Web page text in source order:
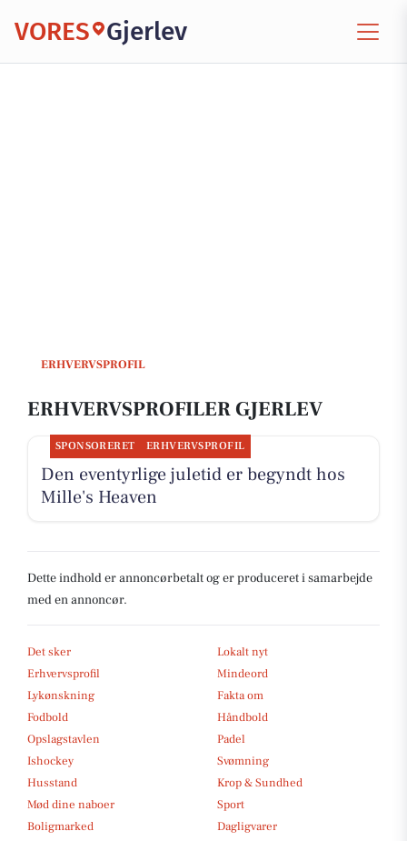
VORES Gjerlev
ERHVERVSPROFIL
ERHVERVSPROFILER GJERLEV
SPONSORERET ERHVERVSPROFIL
Den eventyrlige juletid er begyndt hos
Mille's Heaven
Dette indhold er annoncørbetalt og er produceret i samarbejde
med en annoncør.
Det sker
Lokalt nyt
Erhvervsprofil
Mindeord
Lykønskning
Fakta om
Fodbold
Håndbold
Opslagstavlen
Padel
Ishockey
Svømning
Husstand
Krop & Sundhed
Mød dine naboer
Sport
Boligmarked
Dagligvarer